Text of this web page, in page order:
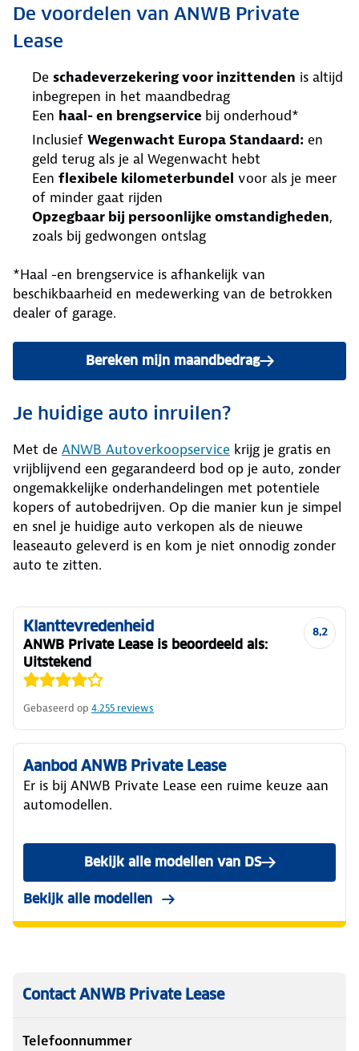
De voordelen van ANWB Private
Lease
De schadeverzekering voor inzittenden is altijd
inbegrepen in het maandbedrag
Een haal- en brengservice bij onderhoud*
Inclusief Wegenwacht Europa Standaard: en
geld terug als je al Wegenwacht hebt
Een flexibele kilometerbundel voor als je meer
of minder gaat rijden
Opzegbaar bij persoonlijke omstandigheden,
zoals bij gedwongen ontslag
*Haal -en brengservice is afhankelijk van
beschikbaarheid en medewerking van de betrokken
dealer of garage.
Bereken mijn maandbedrag
Je huidige auto inruilen?
Met de ANWB Autoverkoopservice krijg je gratis en
vrijblijvend een gegarandeerd bod op je auto, zonder
ongemakkelijke onderhandelingen met potentiele
kopers of autobedrijven. Op die manier kun je simpel
en snel je huidige auto verkopen als de nieuwe
leaseauto geleverd is en kom je niet onnodig zonder
auto te zitten.
8,2
Klanttevredenheid
ANWB Private Lease is beoordeeld als:
Uitstekend
Gebaseerd op 4.255 reviews
Aanbod ANWB Private Lease
Er is bij ANWB Private Lease een ruime keuze aan
automodellen.
Bekijk alle modellen van DS
Bekijk alle modellen
Contact ANWB Private Lease
Telefoonnummer